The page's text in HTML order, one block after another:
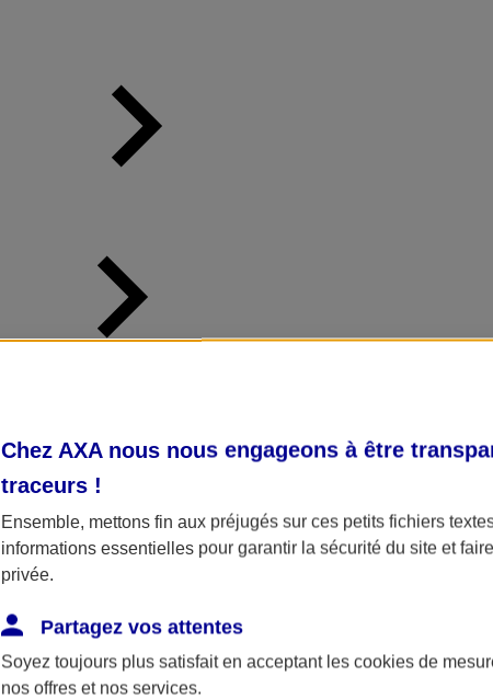
Chez AXA nous nous engageons à être
traceurs !
Ensemble, mettons fin aux préjugés sur ces petits fichiers
informations essentielles pour garantir la sécurité du site et
privée.
Partagez vos attentes
Soyez toujours plus satisfait en acceptant les cookies de
nos offres et nos services.